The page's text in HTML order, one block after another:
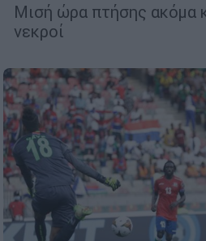
Μισή ώρα πτήσης ακόμα
νεκροί